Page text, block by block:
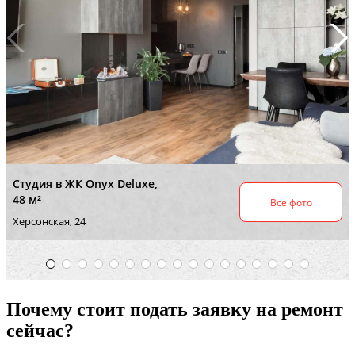
Почему стоит подать заявку на ремонт
сейчас?